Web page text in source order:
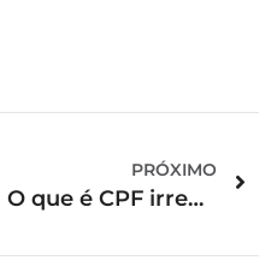
PRÓXIMO
O que é CPF irregular? Entenda agora!